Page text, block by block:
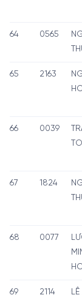
64 0565
65 2163
66 0039
67 1824
68 0077
69 2114